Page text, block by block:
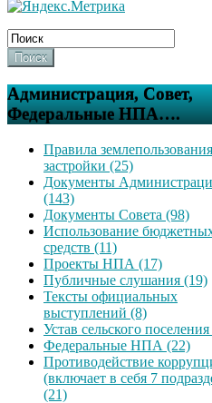
Поиск
Администрация, Совет,
Федеральные НПА….
Правила
застройки (25)
Документы
(143)
Документы Совета (98)
Использование
средств (11)
Проекты НПА (17)
Публичные слушания (19)
Тексты официальных
выступлений (8)
Устав сельского
Федеральные НПА (22)
Противодействие
(включает в себя 7
(21)